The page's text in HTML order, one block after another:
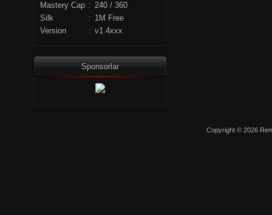
Mastery Cap : 240 / 360
Silk
: 1M Free
Version
: v1.4xxx
Sponsorlar
Copyright © 2026